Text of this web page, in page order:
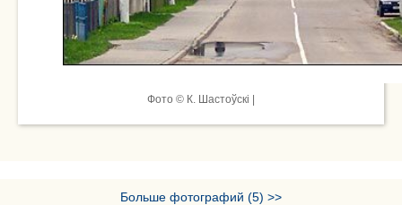
Фото © К. Шастоўскі |
Больше фотографий (5) >>